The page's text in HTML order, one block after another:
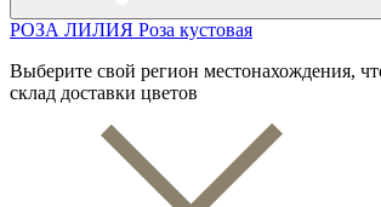
РОЗА ЛИЛИЯ Роза кустовая
Выберите свой регион местонахождения,
склад доставки цветов